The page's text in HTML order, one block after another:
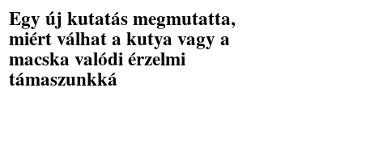
Egy új kutatás megmutatta,
miért válhat a kutya vagy a
macska valódi érzelmi
támaszunkká